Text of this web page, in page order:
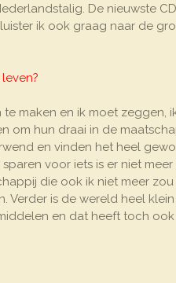
De nieuwste
ik ook graag naar de
maken en ik moet zeggen,
om hun draai in de
en vinden het heel
voor iets is er niet
die ook ik niet meer
Verder is de wereld heel
en dat heeft toch ook